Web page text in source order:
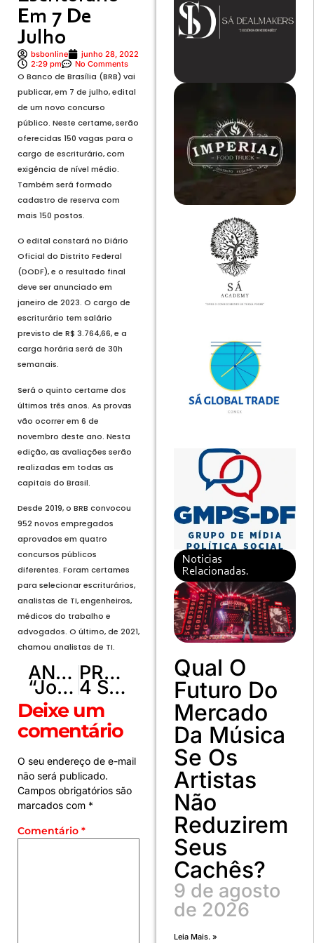
Em 7 De
Julho
bsbonline
junho 28, 2022
2:29 pm
No Comments
O Banco de Brasília (BRB) vai
publicar, em 7 de julho, edital
de um novo concurso
público. Neste certame, serão
oferecidas 150 vagas para o
cargo de escriturário, com
exigência de nível médio.
Também será formado
cadastro de reserva com
mais 150 postos.
O edital constará no Diário
Oficial do Distrito Federal
(DODF), e o resultado final
deve ser anunciado em
janeiro de 2023. O cargo de
escriturário tem salário
previsto de R$ 3.764,66, e a
carga horária será de 30h
semanais.
Será o quinto certame dos
últimos três anos. As provas
vão ocorrer em 6 de
novembro deste ano. Nesta
edição, as avaliações serão
realizadas em todas as
capitais do Brasil.
Desde 2019, o BRB convocou
952 novos empregados
aprovados em quatro
concursos públicos
diferentes. Foram certames
para selecionar escriturários,
analistas de TI, engenheiros,
médicos do trabalho e
advogados. O último, de 2021,
chamou analistas de TI.
ANTERIOR
“Jogo contra a fome” arrecada mais de duas toneladas de alimentos em Brazlândia. Veja as fotos
PRÓXIMO
4 Suplementos que auxiliam na melhora da performance no treino
Deixe um
comentário
O seu endereço de e-mail
não será publicado.
Campos obrigatórios são
marcados com *
Comentário *
Noticias
Relacionadas.
Qual O
Futuro Do
Mercado
Da Música
Se Os
Artistas
Não
Reduzirem
Seus
Cachês?
9 de agosto
de 2026
Leia Mais. »